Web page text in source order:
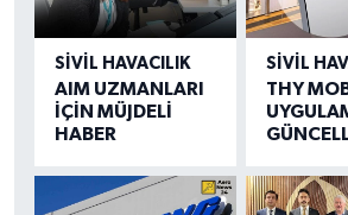
SIVIL HAVACILIK
AIM UZMANLARI
İÇİN MÜJDELİ
HABER
SIVIL
THY